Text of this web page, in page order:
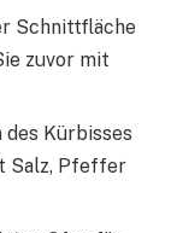
Schnittfläche
zuvor mit
Kürbisses
Salz, Pfeffer